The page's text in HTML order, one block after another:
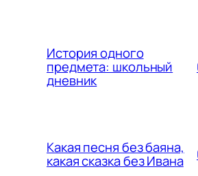
История одного
предмета: школьный
дневник
Какая песня без баяна,
какая сказка без Ивана